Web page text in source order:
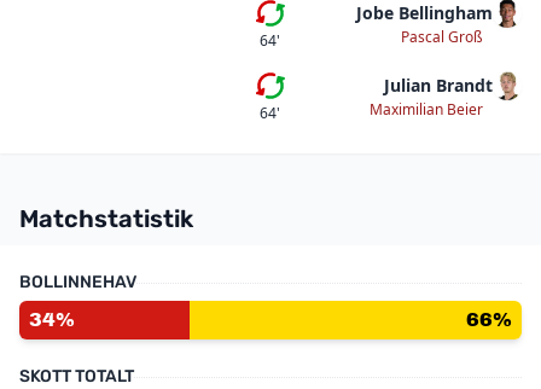
Andra bytet
64'
Jobe Bellingham
Pascal Groß
Första bytet
64'
Julian Brandt
Maximilian Beier
Matchstatistik
BOLLINNEHAV
34%
66%
SKOTT TOTALT